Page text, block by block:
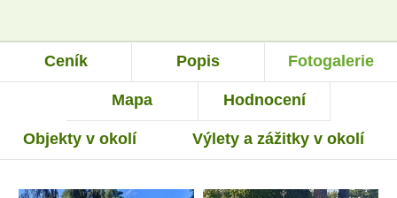
Ceník Popis Fotogalerie
Mapa Hodnocení
Objekty v okolí Výlety a zážitky v okolí